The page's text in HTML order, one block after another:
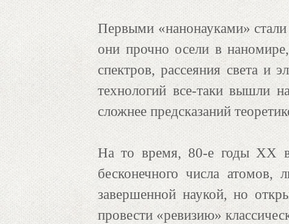
Первыми «нанонауками»
они прочно осели в
спектров, рассеяния света и
технологий все-таки вышли
сложнее предсказаний
На то время, 80-е годы ХХ
бесконечного числа атомов,
завершенной наукой, но
провести «ревизию»